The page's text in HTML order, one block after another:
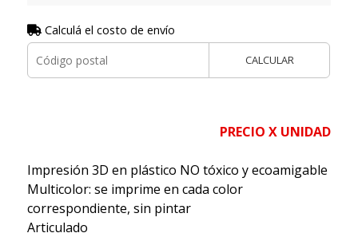
Calculá el costo de envío
CALCULAR
PRECIO X UNIDAD
Impresión 3D en plástico NO tóxico y ecoamigable
Multicolor: se imprime en cada color
correspondiente, sin pintar
Articulado